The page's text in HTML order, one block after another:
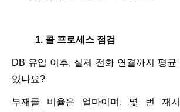
1. 콜 프로세스 점검
DB 유입 이후, 실제 전화 연결까지 평균
있나요?
부재콜 비율은 얼마이며 , 몇 번 재